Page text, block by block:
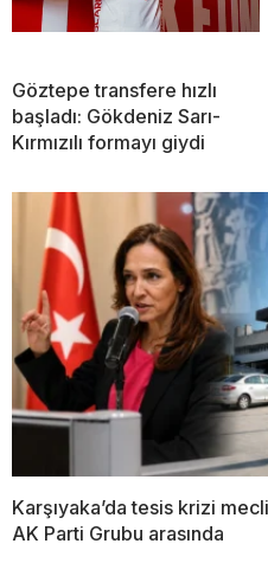
Göztepe transfere hızlı
başladı: Gökdeniz Sarı-
Kırmızılı formayı giydi
Karşıyaka’da tesis krizi
AK Parti Grubu arasında